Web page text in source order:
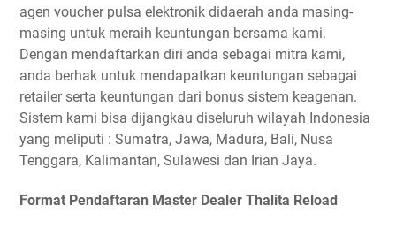
agen voucher pulsa elektronik didaerah anda masing-
masing untuk meraih keuntungan bersama kami.
Dengan mendaftarkan diri anda sebagai mitra kami,
anda berhak untuk mendapatkan keuntungan sebagai
retailer serta keuntungan dari bonus sistem keagenan.
Sistem kami bisa dijangkau diseluruh wilayah Indonesia
yang meliputi : Sumatra, Jawa, Madura, Bali, Nusa
Tenggara, Kalimantan, Sulawesi dan Irian Jaya.
Format Pendaftaran Master Dealer Thalita Reload